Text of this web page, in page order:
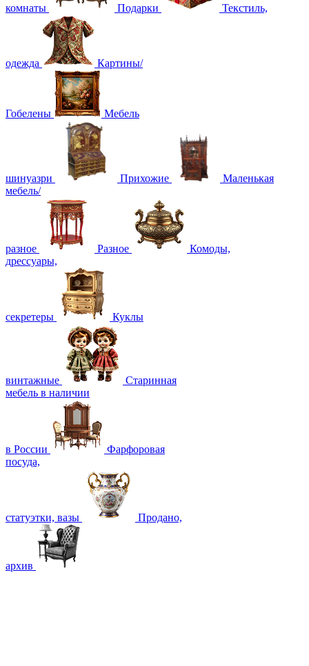
комнаты Подарки Текстиль,
одежда Картины/
Гобелены Мебель
шинуазри Прихожие
Маленькая
мебель/
разное Разное
Комоды,
дрессуары,
секретеры Куклы
винтажные
Старинная
мебель в наличии
в России
Фарфоровая
посуда,
статуэтки, вазы Продано,
архив